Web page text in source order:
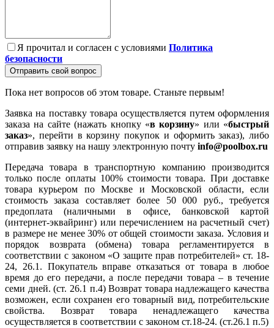
Я прочитал и согласен с условиями Политика
безопасности
Отправить свой вопрос
Пока нет вопросов об этом товаре. Станьте первым!
Заявка на поставку товара осуществляется путем оформления
заказа на сайте (нажать кнопку «в корзину» или «быстрый
заказ», перейти в корзину покупок и оформить заказ), либо
отправив заявку на нашу электронную почту info@poolbox.ru
Передача товара в транспортную компанию производится
только после оплаты 100% стоимости товара. При доставке
товара курьером по Москве и Московской области, если
стоимость заказа составляет более 50 000 руб., требуется
предоплата (наличными в офисе, банковской картой
(интернет-эквайринг) или перечислением на расчетный счет)
в размере не менее 30% от общей стоимости заказа. Условия и
порядок возврата (обмена) товара регламентируется в
соответствии с законом «О защите прав потребителей» ст. 18-
24, 26.1. Покупатель вправе отказаться от товара в любое
время до его передачи, а после передачи товара – в течение
семи дней. (ст. 26.1 п.4) Возврат товара надлежащего качества
возможен, если сохранен его товарный вид, потребительские
свойства. Возврат товара ненадлежащего качества
осуществляется в соответствии с законом ст.18-24. (ст.26.1 п.5)